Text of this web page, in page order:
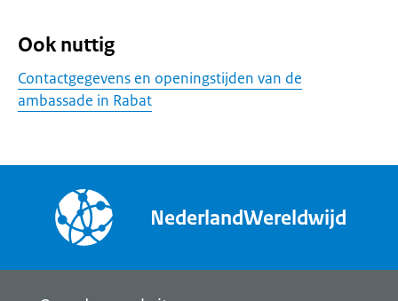
Ook nuttig
Contactgegevens en openingstijden van de
ambassade in Rabat
NederlandWereldwijd